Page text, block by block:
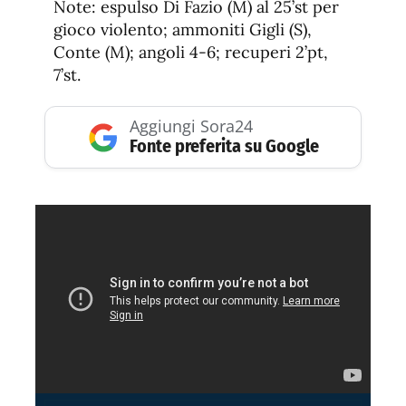
Note: espulso Di Fazio (M) al 25’st per
gioco violento; ammoniti Gigli (S),
Conte (M); angoli 4-6; recuperi 2’pt,
7’st.
Aggiungi Sora24
Fonte preferita su Google